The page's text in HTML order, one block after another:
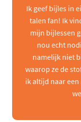
Ik geef bijles in
talen fan! Ik
mijn bijlessen
nou echt
namelijk niet
waarop ze de
ik altijd naar